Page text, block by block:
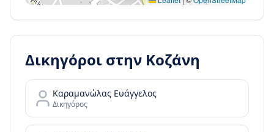
Δικηγόροι στην Κοζάνη
Καραμανώλας Ευάγγελος
Δικηγόρος